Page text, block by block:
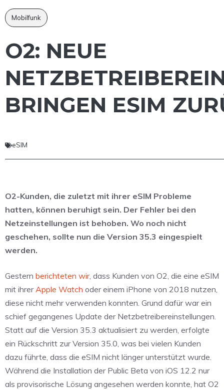
Mobilfunk
O2: NEUE
BRINGEN ESIM
eSIM
O2-Kunden, die zuletzt mit ihrer eSIM Probleme
hatten, können beruhigt sein. Der Fehler bei den
Netzeinstellungen ist behoben. Wo noch nicht
geschehen, sollte nun die Version 35.3 eingespielt
werden.
Gestern berichteten wir, dass Kunden von O2, die eine eSIM
mit ihrerApple Watch oder einem iPhone von 2018 nutzen,
diese nicht mehr verwenden konnten. Grund dafür war ein
schief gegangenes Update der Netzbetreibereinstellungen.
Statt auf die Version 35.3 aktualisiert zu werden, erfolgte
ein Rückschritt zur Version 35.0, was bei vielen Kunden
dazu führte, dass die eSIM nicht länger unterstützt wurde.
Während die Installation der Public Beta von iOS 12.2 nur
als provisorische Lösung angesehen werden konnte, hat O2